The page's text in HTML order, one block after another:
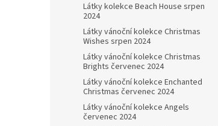
Látky kolekce Beach House srpen
2024
Látky vánoční kolekce Christmas
Wishes srpen 2024
Látky vánoční kolekce Christmas
Brights červenec 2024
Látky vánoční kolekce Enchanted
Christmas červenec 2024
Látky vánoční kolekce Angels
červenec 2024